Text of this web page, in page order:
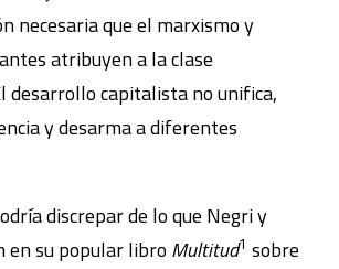
necesaria que el marxismo y
atribuyen a la clase
desarrollo capitalista no unifica,
y desarma a diferentes
discrepar de lo que Negri y
su popular libro Multitud1 sobre